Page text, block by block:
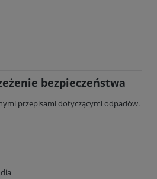
bezpieczeństwa
przepisami dotyczącymi odpadów.